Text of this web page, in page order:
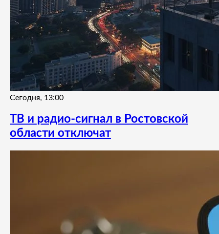
Сегодня, 13:00
ТВ и радио-сигнал в Ростовской
области отключат